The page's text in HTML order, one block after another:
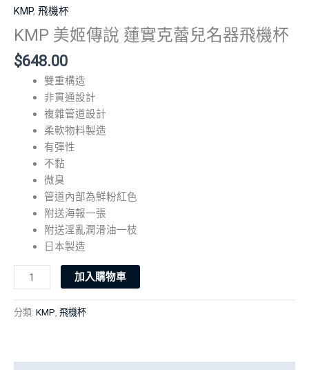
KMP, 飛機杯
KMP 美姬傳說 蓮實克蕾兒名器飛機杯
$648.00
雙重構造
非貫通設計
複雜管道設計
柔軟物料製造
有彈性
不黏
微臭
管道內部為鮮粉紅色
附送海報一張
附送淫亂潤滑油一枝
日本製造
KMP
美
姬
加入購物車
分類: KMP, 飛機杯